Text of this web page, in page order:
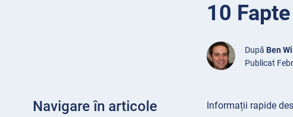
10
După Ben
Publicat
Navigare în articole Informații rapide